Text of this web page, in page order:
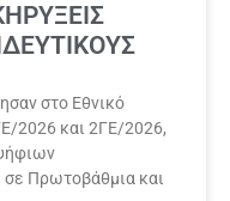
στο Εθνικό
2026 και 2ΓΕ/2026,
Πρωτοβάθμια και